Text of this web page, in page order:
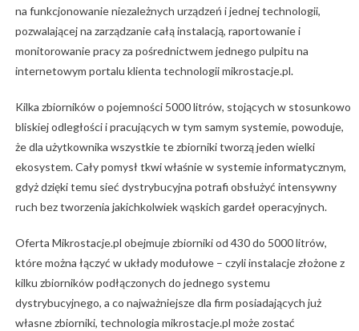
na funkcjonowanie niezależnych urządzeń i jednej technologii,
pozwalającej na zarządzanie całą instalacją, raportowanie i
monitorowanie pracy za pośrednictwem jednego pulpitu na
internetowym portalu klienta technologii mikrostacje.pl.
Kilka zbiorników o pojemności 5000 litrów, stojących w stosunkowo
bliskiej odległości i pracujących w tym samym systemie, powoduje,
że dla użytkownika wszystkie te zbiorniki tworzą jeden wielki
ekosystem. Cały pomysł tkwi właśnie w systemie informatycznym,
gdyż dzięki temu sieć dystrybucyjna potrafi obsłużyć intensywny
ruch bez tworzenia jakichkolwiek wąskich gardeł operacyjnych.
Oferta Mikrostacje.pl obejmuje zbiorniki od 430 do 5000 litrów,
które można łączyć w układy modułowe – czyli instalacje złożone z
kilku zbiorników podłączonych do jednego systemu
dystrybucyjnego, a co najważniejsze dla firm posiadających już
własne zbiorniki, technologia mikrostacje.pl może zostać